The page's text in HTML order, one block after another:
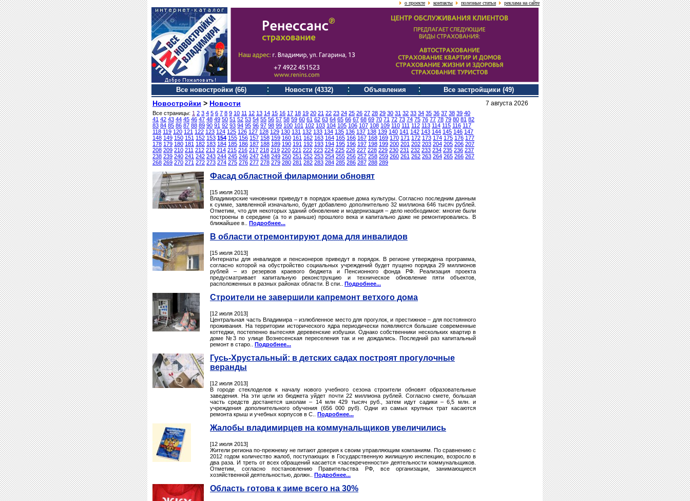
о проекте контакты полезные статьи реклама на сайте
Все новостройки (66) Новости (4332) Объявления Все застройщики (49)
Новостройки > Новости 7 августа 2026
Все страницы: 1 2 3 4 5 6 7 8 9 10 11 12 13 14 15 16 17 18 19 20 21 22 23 24 25 26 27 28 29 30 31 32 33 34 35 36 37 38 39 40
41 42 43 44 45 46 47 48 49 50 51 52 53 54 55 56 57 58 59 60 61 62 63 64 65 66 67 68 69 70 71 72 73 74 75 76 77 78 79 80 81 82
83 84 85 86 87 88 89 90 91 92 93 94 95 96 97 98 99 100 101 102 103 104 105 106 107 108 109 110 111 112 113 114 115 116 117
118 119 120 121 122 123 124 125 126 127 128 129 130 131 132 133 134 135 136 137 138 139 140 141 142 143 144 145 146 147
148 149 150 151 152 153 154 155 156 157 158 159 160 161 162 163 164 165 166 167 168 169 170 171 172 173 174 175 176 177
178 179 180 181 182 183 184 185 186 187 188 189 190 191 192 193 194 195 196 197 198 199 200 201 202 203 204 205 206 207
208 209 210 211 212 213 214 215 216 217 218 219 220 221 222 223 224 225 226 227 228 229 230 231 232 233 234 235 236 237
238 239 240 241 242 243 244 245 246 247 248 249 250 251 252 253 254 255 256 257 258 259 260 261 262 263 264 265 266 267
268 269 270 271 272 273 274 275 276 277 278 279 280 281 282 283 284 285 286 287 288 289
Фасад областной филармонии обновят
[15 июля 2013]
Владимирские чиновники приведут в порядок краевые дома культуры. Согласно последним данным
к сумме, заявленной изначально, будет добавлено дополнительно 32 миллиона 646 тысяч рублей.
Отметим, что для некоторых зданий обновление и модернизация – дело необходимое: многие были
построены в середине (а то и раньше) прошлого века и капитально даже не ремонтировались. В
ближайшее в.. Подробнее...
В области отремонтируют дома для инвалидов
[15 июля 2013]
Интернаты для инвалидов и пенсионеров приведут в порядок. В регионе утверждена программа,
согласно которой на обустройство социальных учреждений будет пущено порядка 29 миллионов
рублей – из резервов краевого бюджета и Пенсионного фонда РФ. Реализация проекта
предусматривает капитальную реконструкцию и техническое обновление пяти объектов,
расположенных в разных районах области. В спи.. Подробнее...
Строители не завершили капремонт ветхого дома
[12 июля 2013]
Центральная часть Владимира – излюбленное место для прогулок, и престижное – для постоянного
проживания. На территории исторического ядра периодически появляются большие современные
коттеджи, постепенно вытесняя деревенские избушки. Однако собственники нескольких квартир в
доме №3 по улице Вознесенская переселения так и не дождались. Последний раз капитальный
ремонт в старо.. Подробнее...
Гусь-Хрустальный: в детских садах построят прогулочные
веранды
[12 июля 2013]
В городе стеклоделов к началу нового учебного сезона строители обновят образовательные
заведения. На эти цели из бюджета уйдет почти 22 миллиона рублей. Согласно смете, большая
часть средств достанется школам – 14 млн 429 тысяч руб., затем идут садики – 6,5 млн. и
учреждения дополнительного обучения (656 000 руб). Одни из самых крупных трат касаются
ремонта крыш и учебных корпусов в С.. Подробнее...
Жалобы владимирцев на коммунальщиков увеличились
[12 июля 2013]
Жители региона по-прежнему не питают доверия к своим управляющим компаниям. По сравнению с
2012 годом количество жалоб, поступающих в Государственную жилищную инспекцию, возросло в
два раза. И треть от всех обращений касается «засекреченности» деятельности коммунальщиков.
Отметим, согласно постановлению Правительства РФ, все организации, занимающиеся
хозяйственной деятельностью, должн.. Подробнее...
Область готова к зиме всего на 30%